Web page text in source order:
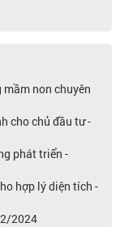
non chuyên
cho chủ đầu tư -
phát triển -
hợp lý diện tích -
2024